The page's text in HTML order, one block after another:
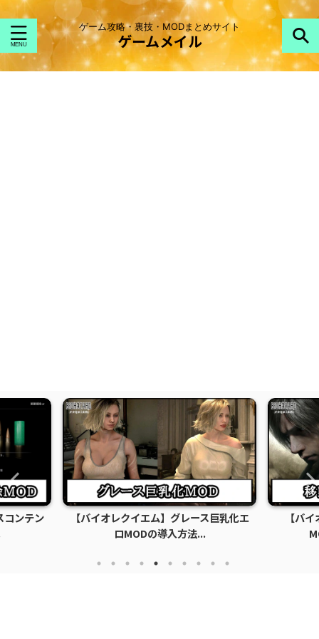
ゲーム攻略・裏技・MODまとめサイト
ゲームメイル
コンテン
【バイオレクイエム】グレース巨乳化エ
ロMODの導入方法...
【バ